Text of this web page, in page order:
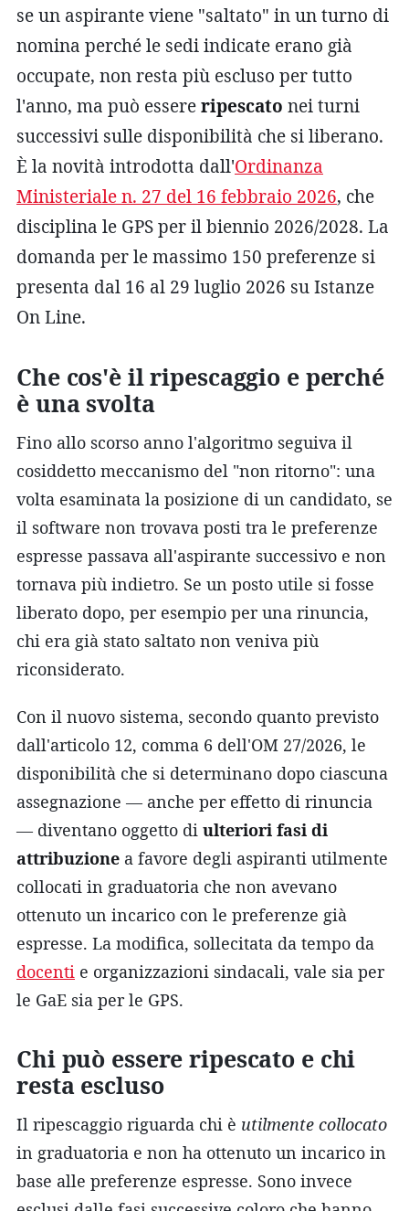
se un aspirante viene "saltato" in un turno di
nomina perché le sedi indicate erano già
occupate, non resta più escluso per tutto
l'anno, ma può essereripescato nei turni
successivi sulle disponibilità che si liberano.
È la novità introdotta dall'Ordinanza
Ministeriale n. 27 del 16 febbraio 2026, che
disciplina le GPS per il biennio 2026/2028. La
domanda per le massimo 150 preferenze si
presenta dal 16 al 29 luglio 2026 su Istanze
On Line.
Che cos'è il ripescaggio e perché
è una svolta
Fino allo scorso anno l'algoritmo seguiva il
cosiddetto meccanismo del "non ritorno": una
volta esaminata la posizione di un candidato, se
il software non trovava posti tra le preferenze
espresse passava all'aspirante successivo e non
tornava più indietro. Se un posto utile si fosse
liberato dopo, per esempio per una rinuncia,
chi era già stato saltato non veniva più
riconsiderato.
Con il nuovo sistema, secondo quanto previsto
dall'articolo 12, comma 6 dell'OM 27/2026, le
disponibilità che si determinano dopo ciascuna
assegnazione — anche per effetto di rinuncia
— diventano oggetto di ulteriori fasi di
attribuzione a favore degli aspiranti utilmente
collocati in graduatoria che non avevano
ottenuto un incarico con le preferenze già
espresse. La modifica, sollecitata da tempo da
docenti e organizzazioni sindacali, vale sia per
le GaE sia per le GPS.
Chi può essere ripescato e chi
resta escluso
Il ripescaggio riguarda chi è utilmente collocato
in graduatoria e non ha ottenuto un incarico in
base alle preferenze espresse. Sono invece